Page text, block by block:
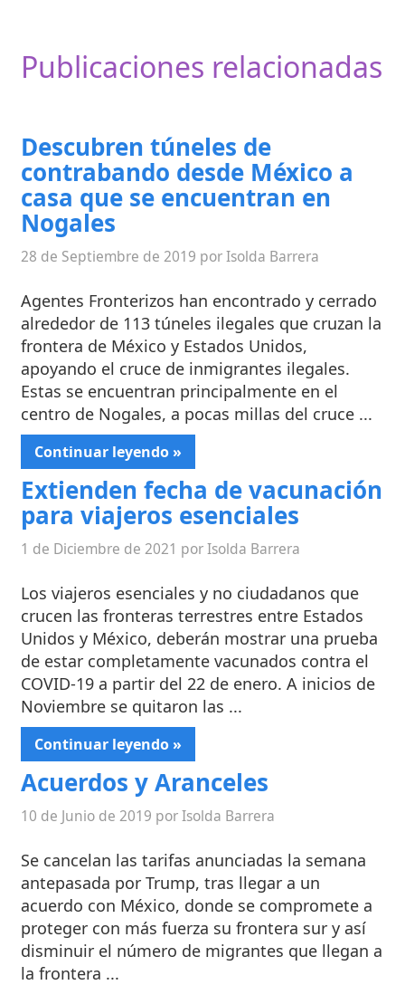
Publicaciones relacionadas
Descubren túneles de
contrabando desde México a
casa que se encuentran en
Nogales
28 de Septiembre de 2019 por Isolda Barrera
Agentes Fronterizos han encontrado y cerrado
alrededor de 113 túneles ilegales que cruzan la
frontera de México y Estados Unidos,
apoyando el cruce de inmigrantes ilegales.
Estas se encuentran principalmente en el
centro de Nogales, a pocas millas del cruce ...
Continuar leyendo »
Extienden fecha de vacunación
para viajeros esenciales
1 de Diciembre de 2021 por Isolda Barrera
Los viajeros esenciales y no ciudadanos que
crucen las fronteras terrestres entre Estados
Unidos y México, deberán mostrar una prueba
de estar completamente vacunados contra el
COVID-19 a partir del 22 de enero. A inicios de
Noviembre se quitaron las ...
Continuar leyendo »
Acuerdos y Aranceles
10 de Junio de 2019 por Isolda Barrera
Se cancelan las tarifas anunciadas la semana
antepasada por Trump, tras llegar a un
acuerdo con México, donde se compromete a
proteger con más fuerza su frontera sur y así
disminuir el número de migrantes que llegan a
la frontera ...